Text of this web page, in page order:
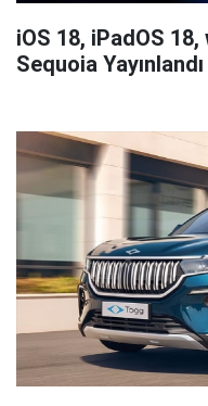
iOS 18, iPadOS
Sequoia Yayınlandı